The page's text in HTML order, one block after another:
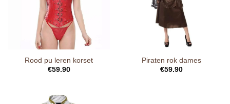
Rood pu leren korset
€59.90
Piraten rok dames
€59.90